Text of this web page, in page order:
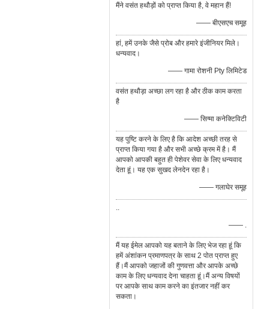
मैंने वसंत हथौड़ों को प्राप्त किया है, वे महान हैं!
—— बीएसएच समूह
हां, हमें उनके जैसे प्रोब और हमारे इंजीनियर मिले।
धन्यवाद।
—— गामा रोशनी Pty लिमिटेड
वसंत हथौड़ा अच्छा लग रहा है और ठीक काम करता
है
—— सिग्मा कनेक्टिविटी
यह पुष्टि करने के लिए है कि आदेश अच्छी तरह से
प्राप्त किया गया है और सभी अच्छे क्रम में है। मैं
आपको आपकी बहुत ही पेशेवर सेवा के लिए धन्यवाद
देता हूं। यह एक सुखद लेनदेन रहा है।
—— गलाघेर समूह
..
—— .
मैं यह ईमेल आपको यह बताने के लिए भेज रहा हूं कि
हमें अंशांकन प्रमाणपत्र के साथ 2 पोत प्राप्त हुए
हैं।मैं आपको जहाजों की गुणवत्ता और आपके अच्छे
काम के लिए धन्यवाद देना चाहता हूं।मैं अन्य विषयों
पर आपके साथ काम करने का इंतजार नहीं कर
सकता।